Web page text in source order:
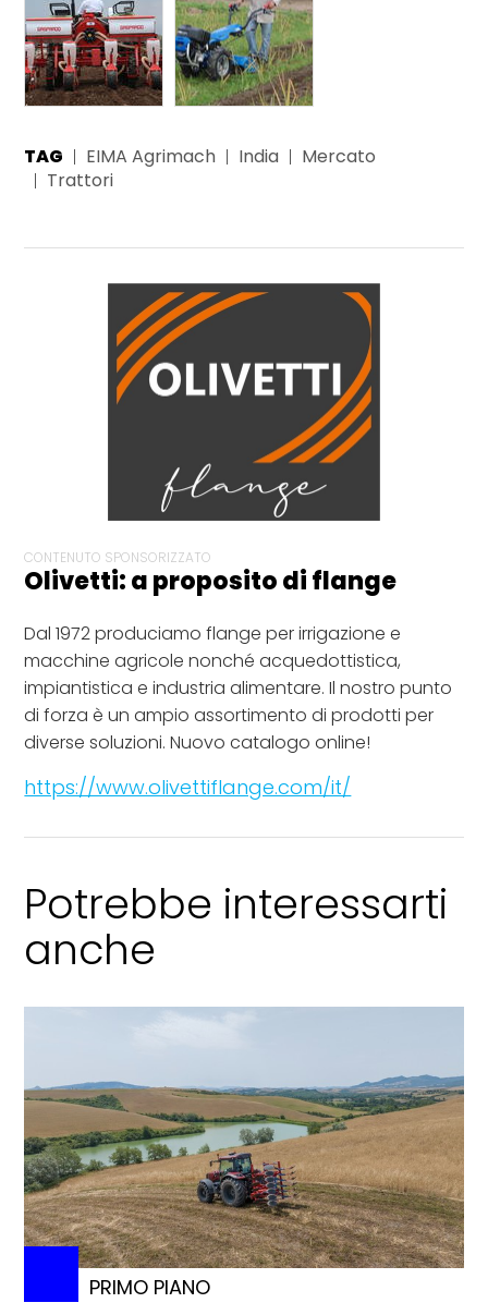
TAG EIMA Agrimach India
Mercato
Trattori
CONTENUTO SPONSORIZZATO
Olivetti: a proposito di flange
Dal 1972 produciamo flange per irrigazione e
macchine agricole nonché acquedottistica,
impiantistica e industria alimentare. Il nostro punto
di forza è un ampio assortimento di prodotti per
diverse soluzioni. Nuovo catalogo online!
https://www.olivettiflange.com/it/
Potrebbe interessarti
anche
PRIMO PIANO